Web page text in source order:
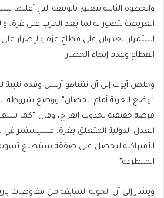
والخطوة الثانية تتعلق بالوثيقة التي
العريضة لتصوراته لما بعد الحرب على غزة،
استمرار العدوان على قطاع غزة والإصرار على
القطاع وعدم إنهاء الحصار.
وخلص أيوب إلى أن نتنياهو أرسل وفده تلبية
“وضع العربة أمام الحصان” ووضع شروطه
فرصة حقيقية لحدوث انفراج، وقال “كما نسف
العدل الدولية المتعلق بغزة، فسيستمر في
الأميراكية ليحصل على صفقة يستطيع
المتطرفة”.
ويشار إلى أن الجولة السابقة من مفاوضات